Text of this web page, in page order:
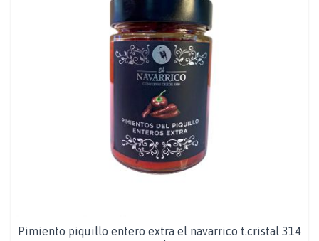
Pimiento piquillo entero extra el navarrico t.cristal 314